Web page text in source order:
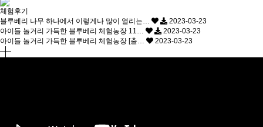
체험후기
블루베리 나무 하나에서 이렇게나 많이 열리는…
2023-03-23
아이들 놀거리 가득한 블루베리 체험농장 11…
2023-03-23
아이들 놀거리 가득한 블루베리 체험농장 [출…
2023-03-23